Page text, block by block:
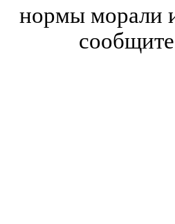
нормы морали